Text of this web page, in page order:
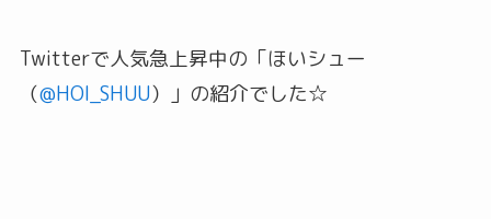
Twitterで人気急上昇中の「ほいシュー
（@HOI_SHUU）」の紹介でした☆